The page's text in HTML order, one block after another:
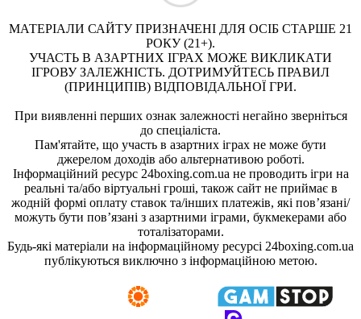
МАТЕРІАЛИ САЙТУ ПРИЗНАЧЕНІ ДЛЯ ОСІБ СТАРШЕ 21
РОКУ (21+).
УЧАСТЬ В АЗАРТНИХ ІГРАХ МОЖЕ ВИКЛИКАТИ
ІГРОВУ ЗАЛЕЖНІСТЬ. ДОТРИМУЙТЕСЬ ПРАВИЛ
(ПРИНЦИПІВ) ВІДПОВІДАЛЬНОЇ ГРИ.
При виявленні перших ознак залежності негайно зверніться
до спеціаліста.
Пам'ятайте, що участь в азартних іграх не може бути
джерелом доходів або альтернативою роботі.
Інформаційний ресурс 24boxing.com.ua не проводить ігри на
реальні та/або віртуальні гроші, також сайт не приймає в
жодній формі оплату ставок та/інших платежів, які пов’язані/
можуть бути пов’язані з азартними іграми, букмекерами або
тоталізаторами.
Будь-які матеріали на інформаційному ресурсі 24boxing.com.ua
публікуються виключно з інформаційною метою.